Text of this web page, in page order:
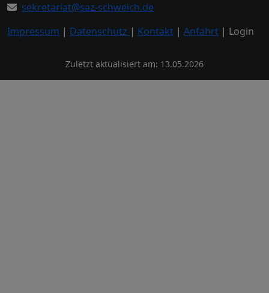
sekretariat@saz-schweich.de
Impressum | Datenschutz | Kontakt | Anfahrt | Login
Zuletzt aktualisiert am: 13.05.2026